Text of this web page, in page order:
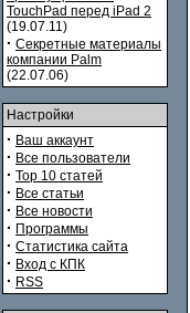
TouchPad перед iPad 2
(19.07.11)
· Секретные материалы
компании Palm
(22.07.06)
Настройки
· Ваш аккаунт
· Все пользователи
· Top 10 статей
· Все статьи
· Все новости
· Программы
· Статистика сайта
· Вход с КПК
· RSS